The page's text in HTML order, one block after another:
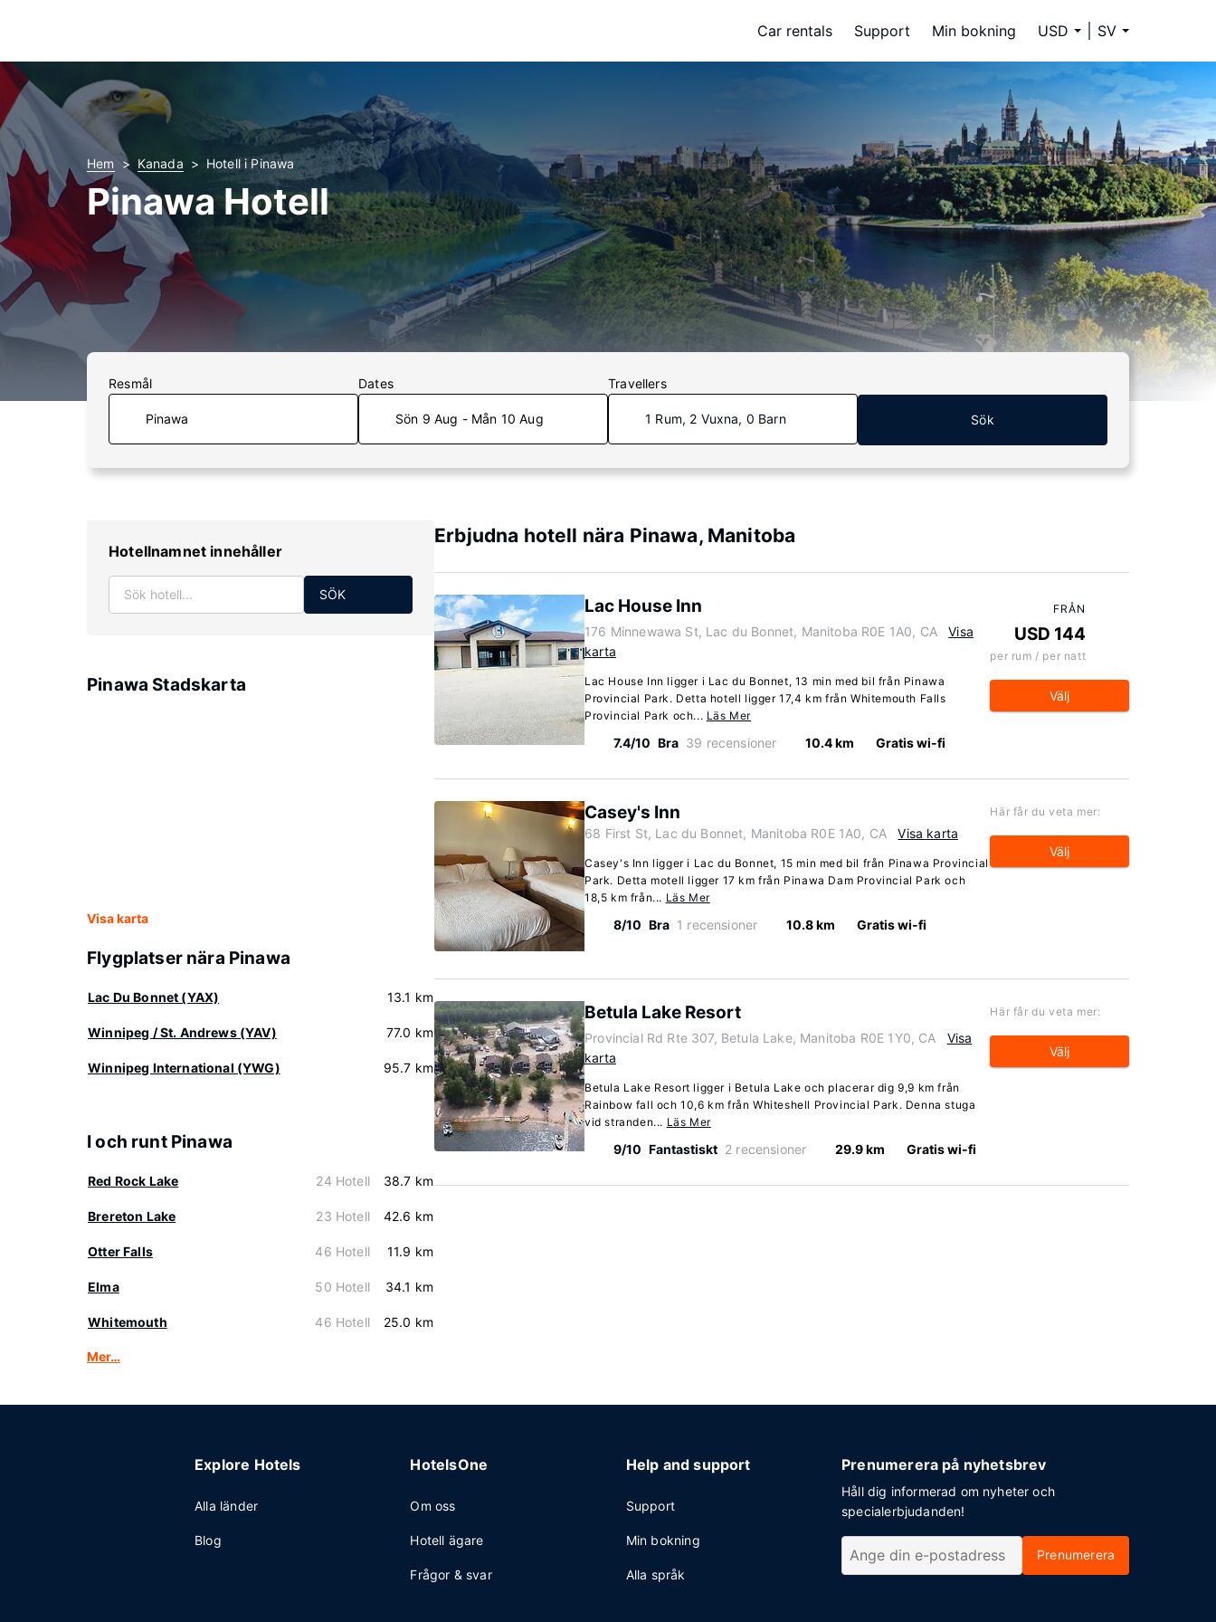
Car rentals Support Min bokning USD SV
Hem Kanada Hotell i Pinawa
Pinawa Hotell
Resmål Dates
Sön 9 Aug - Mån 10 Aug
Travellers
1 Rum, 2 Vuxna, 0 Barn Sök
Hotellnamnet innehåller
SÖK
Pinawa Stadskarta
Visa karta
Flygplatser nära Pinawa
Lac Du Bonnet (YAX) 13.1 km
Winnipeg / St. Andrews (YAV) 77.0 km
Winnipeg International (YWG) 95.7 km
I och runt Pinawa
Red Rock Lake 24 Hotell 38.7 km
Brereton Lake 23 Hotell 42.6 km
Otter Falls 46 Hotell 11.9 km
Elma 50 Hotell 34.1 km
Whitemouth 46 Hotell 25.0 km
Mer…
Erbjudna hotell nära Pinawa, Manitoba
Lac House Inn
176 Minnewawa St, Lac du Bonnet, Manitoba R0E 1A0, CA
Visa
karta
Lac House Inn ligger i Lac du Bonnet, 13 min med bil från Pinawa
Provincial Park. Detta hotell ligger 17,4 km från Whitemouth Falls
Provincial Park och... Läs Mer
7.4/10 Bra 39 recensioner 10.4 km Gratis wi-fi
FRÅN
USD 144
per rum / per natt
Välj
Casey's Inn
68 First St, Lac du Bonnet, Manitoba R0E 1A0, CA Visa karta
Casey's Inn ligger i Lac du Bonnet, 15 min med bil från Pinawa Provincial
Park. Detta motell ligger 17 km från Pinawa Dam Provincial Park och
18,5 km från... Läs Mer
8/10 Bra 1 recensioner 10.8 km Gratis wi-fi
Här får du veta mer:
Välj
Betula Lake Resort
Provincial Rd Rte 307, Betula Lake, Manitoba R0E 1Y0, CA
Visa
karta
Betula Lake Resort ligger i Betula Lake och placerar dig 9,9 km från
Rainbow fall och 10,6 km från Whiteshell Provincial Park. Denna stuga
vid stranden... Läs Mer
9/10 Fantastiskt 2 recensioner 29.9 km Gratis wi-fi
Här får du veta mer:
Välj
Explore Hotels
Alla länder
Blog
HotelsOne
Om oss
Hotell ägare
Frågor & svar
Help and support
Support
Min bokning
Alla språk
Prenumerera på nyhetsbrev
Håll dig informerad om nyheter och
specialerbjudanden!
Prenumerera